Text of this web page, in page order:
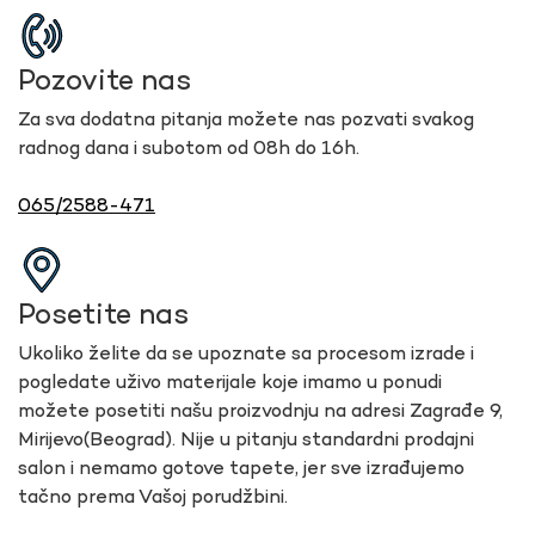
Pozovite nas
Za sva dodatna pitanja možete nas pozvati svakog
radnog dana i subotom od 08h do 16h.
065/2588-471
Posetite nas
Ukoliko želite da se upoznate sa procesom izrade i
pogledate uživo materijale koje imamo u ponudi
možete posetiti našu proizvodnju na adresi Zagrađe 9,
Mirijevo(Beograd). Nije u pitanju standardni prodajni
salon i nemamo gotove tapete, jer sve izrađujemo
tačno prema Vašoj porudžbini.